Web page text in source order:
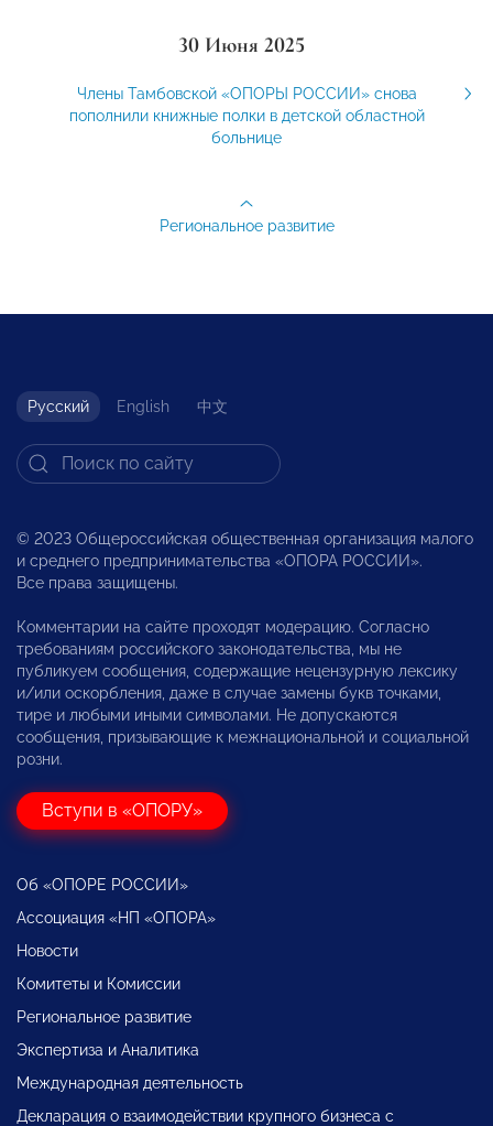
30 Июня 2025
Члены Тамбовской «ОПОРЫ РОССИИ» снова
пополнили книжные полки в детской областной
больнице
Региональное развитие
Русский English 中文
© 2023 Общероссийская общественная организация малого
и среднего предпринимательства «ОПОРА РОССИИ».
Все права защищены.
Комментарии на сайте проходят модерацию. Согласно
требованиям российского законодательства, мы не
публикуем сообщения, содержащие нецензурную лексику
и/или оскорбления, даже в случае замены букв точками,
тире и любыми иными символами. Не допускаются
сообщения, призывающие к межнациональной и социальной
розни.
Вступи в «ОПОРУ»
Об «ОПОРЕ РОССИИ»
Ассоциация «НП «ОПОРА»
Новости
Комитеты и Комиссии
Региональное развитие
Экспертиза и Аналитика
Международная деятельность
Декларация о взаимодействии крупного бизнеса с